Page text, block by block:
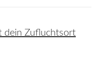
dein Zufluchtsort